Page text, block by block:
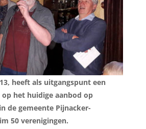
heeft als uitgangspunt een
het huidige aanbod op
de gemeente Pijnacker-
50 verenigingen.